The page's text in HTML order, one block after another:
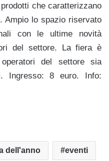
che caratterizzano
Ampio lo spazio riservato
con le ultime novità
del settore. La fiera è
del settore sia
Ingresso: 8 euro. Info:
dell'anno eventi